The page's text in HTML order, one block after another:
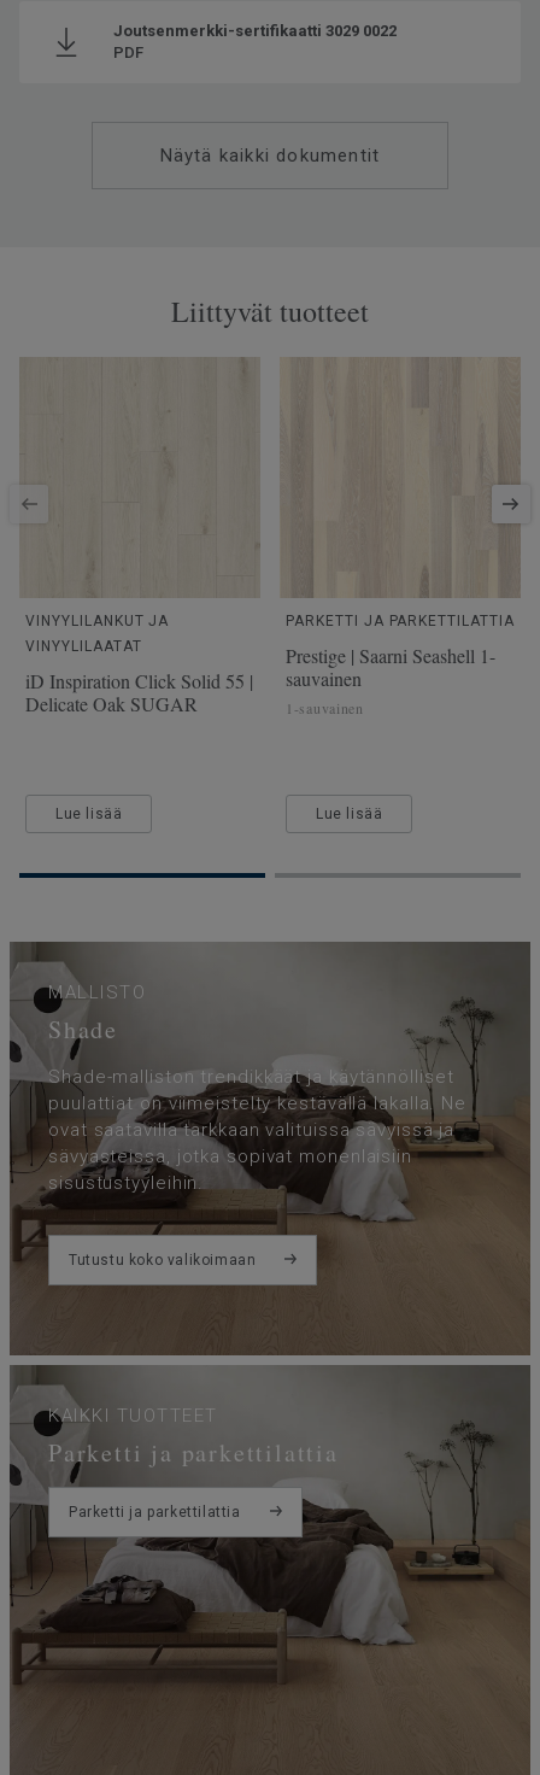
Joutsenmerkki-sertifikaatti 3029 0022
PDF
Näytä kaikki dokumentit
Liittyvät tuotteet
VINYYLILANKUT JA
VINYYLILAATAT
iD Inspiration Click Solid 55 |
Delicate Oak SUGAR
Lue lisää
PARKETTI JA PARKETTILATTIA
Prestige | Saarni Seashell 1-
sauvainen
1-sauvainen
Lue lisää
MALLISTO
Shade
Shade-malliston trendikkäät ja käytännölliset
puulattiat on viimeistelty kestävällä lakalla. Ne
ovat saatavilla tarkkaan valituissa sävyissä ja
sävyasteissa, jotka sopivat monenlaisiin
sisustustyyleihin.
Tutustu koko valikoimaan
KAIKKI TUOTTEET
Parketti ja parkettilattia
Parketti ja parkettilattia